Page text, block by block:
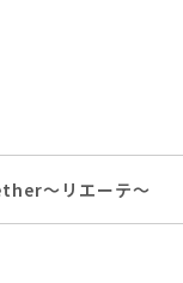
～リエーテ～